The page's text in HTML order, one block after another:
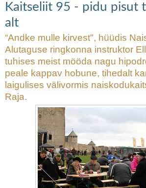
Kaitseliit 95 - pidu pisut
alt
“Andke mulle kirvest", hüüdis
Alutaguse ringkonna instruktor
tuhises meist mööda nagu
peale kappav hobune, tihedalt
laigulises välivormis
Raja.